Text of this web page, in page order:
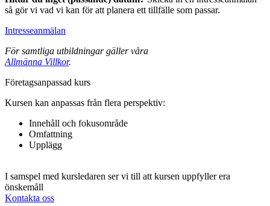
så gör vi vad vi kan för att planera ett tillfälle som passar.
Intresseanmälan
För samtliga utbildningar gäller våra
Allmänna Villkor.
Fö­re­tags­an­pas­sad kurs
Kursen kan anpassas från flera perspektiv:
Innehåll och fokusområde
Omfattning
Upplägg
I samspel med kursledaren ser vi till att kursen uppfyller era
önskemåll
Kontakta oss